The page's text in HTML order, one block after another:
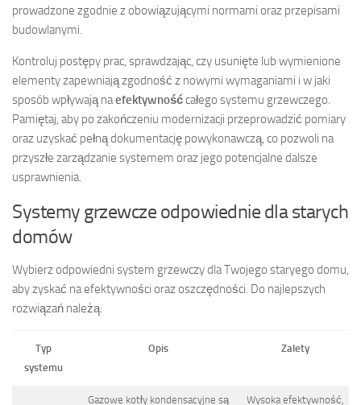
prowadzone zgodnie z obowiązującymi normami oraz przepisami
budowlanymi.
Kontroluj postępy prac, sprawdzając, czy usunięte lub wymienione
elementy zapewniają zgodność z nowymi wymaganiami i w jaki
sposób wpływają naefektywnośćcałego systemu grzewczego.
Pamiętaj, aby po zakończeniu modernizacji przeprowadzić pomiary
oraz uzyskać pełną dokumentację powykonawczą, co pozwoli na
przyszłe zarządzanie systemem oraz jego potencjalne dalsze
usprawnienia.
Systemy grzewcze odpowiednie dla starych
domów
Wybierz odpowiedni system grzewczy dla Twojego staryego domu,
aby zyskać na efektywności oraz oszczędności. Do najlepszych
rozwiązań należą:
Typ
systemu
Opis Zalety
Gazowe kotły kondensacyjne są Wysoka efektywność,